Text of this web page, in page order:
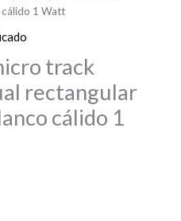
cálido 1 Watt
track
rectangular
cálido 1